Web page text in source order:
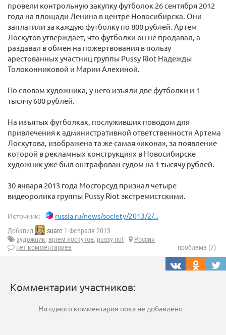
провели контрольную закупку футболок 26 сентября 2012
года на площади Ленина в центре Новосибирска. Они
заплатили за каждую футболку по 800 рублей. Артем
Лоскутов утверждает, что футболки он не продавал, а
раздавал в обмен на пожертвования в пользу
арестованных участниц группы Pussy Riot Надежды
Толоконниковой и Марии Алехиной.
По словам художника, у него изъяли две футболки и 1
тысячу 600 рублей.
На изъятых футболках, послуживших поводом для
привлечения к административной ответственности Артема
Лоскутова, изображена та же самая «икона», за появление
которой в рекламных конструкциях в Новосибирске
художник уже был оштрафован судом на 1 тысячу рублей.
30 января 2013 года Мосгорсуд признал четыре
видеоролика группы Pussy Riot экстремистскими.
Источник: russia.ru/news/society/2013/2/...
Добавил suare 1 Февраля 2013
художник, артем лоскутов, pussy riot
Россия
нет комментариев
проблема (7)
Комментарии участников:
Ни одного комментария пока не добавлено